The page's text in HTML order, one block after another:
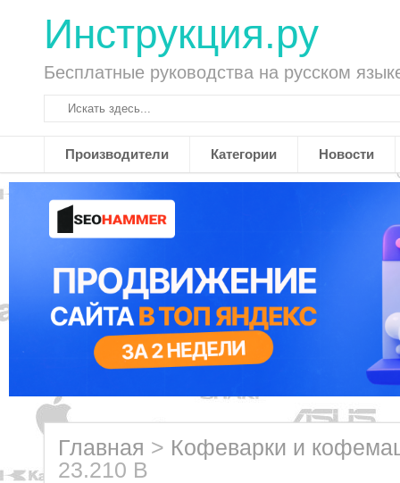
Инструкция.ру
Бесплатные руководства на русском
Производители Категории Новости
Главная > Кофеварки и
23.210 B